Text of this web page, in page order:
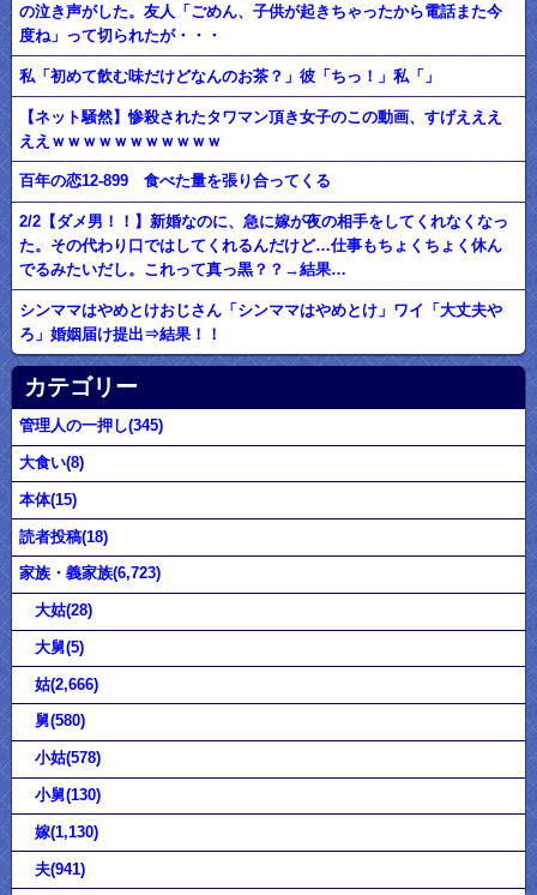
の泣き声がした。友人「ごめん、子供が起きちゃったから電話また今
度ね」って切られたが・・・
私「初めて飲む味だけどなんのお茶？」彼「ちっ！」私「」
【ネット騒然】惨殺されたタワマン頂き女子のこの動画、すげえええ
ええｗｗｗｗｗｗｗｗｗｗｗ
百年の恋12-899 食べた量を張り合ってくる
2/2【ダメ男！！】新婚なのに、急に嫁が夜の相手をしてくれなくなっ
た。その代わり口ではしてくれるんだけど…仕事もちょくちょく休ん
でるみたいだし。これって真っ黒？？→結果…
シンママはやめとけおじさん「シンママはやめとけ」ワイ「大丈夫や
ろ」婚姻届け提出⇒結果！！
カテゴリー
管理人の一押し(345)
大食い(8)
本体(15)
読者投稿(18)
家族・義家族(6,723)
大姑(28)
大舅(5)
姑(2,666)
舅(580)
小姑(578)
小舅(130)
嫁(1,130)
夫(941)